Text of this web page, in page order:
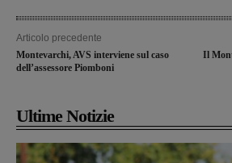
Articolo precedente
Montevarchi, AVS interviene sul caso
dell’assessore Piomboni
Il
Ultime Notizie